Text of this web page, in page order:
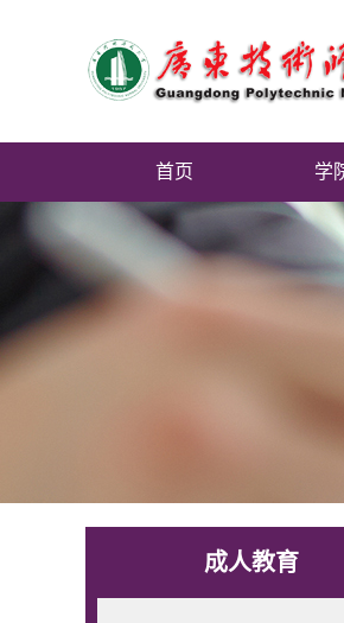
首页 学
成人教育